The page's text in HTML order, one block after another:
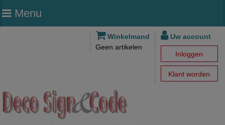
Menu
Winkelmand
Geen artikelen
Uw account
Inloggen
Klant worden